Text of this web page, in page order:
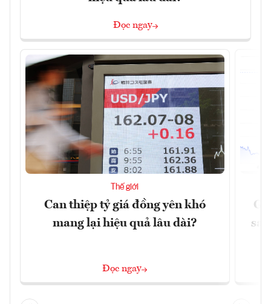
Đọc ngay
Thế giới
Can thiệp tỷ giá đồng yên khó
mang lại hiệu quả lâu dài?
Đọc ngay